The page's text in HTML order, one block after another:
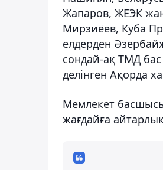
Жапаров, ЖЕЭК
Мирзиёев, Куба
елдерден
сондай-ақ ТМД
делінген Ақорда
Мемлекет басшысы
жағдайға